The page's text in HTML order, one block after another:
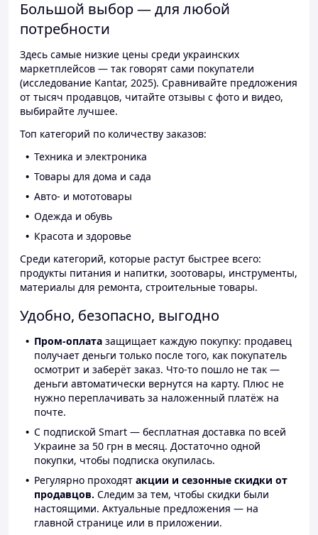
Большой выбор — для любой
потребности
Здесь самые низкие цены среди украинских
маркетплейсов — так говорят сами покупатели
(исследование Kantar, 2025). Сравнивайте предложения
от тысяч продавцов, читайте отзывы с фото и видео,
выбирайте лучшее.
Топ категорий по количеству заказов:
Техника и электроника
Товары для дома и сада
Авто- и мототовары
Одежда и обувь
Красота и здоровье
Среди категорий, которые растут быстрее всего:
продукты питания и напитки, зоотовары, инструменты,
материалы для ремонта, строительные товары.
Удобно, безопасно, выгодно
Пром-оплата защищает каждую покупку: продавец
получает деньги только после того, как покупатель
осмотрит и заберёт заказ. Что-то пошло не так —
деньги автоматически вернутся на карту. Плюс не
нужно переплачивать за наложенный платёж на
почте.
С подпиской Smart — бесплатная доставка по всей
Украине за 50 грн в месяц. Достаточно одной
покупки, чтобы подписка окупилась.
Регулярно проходят акции и сезонные скидки от
продавцов. Следим за тем, чтобы скидки были
настоящими. Актуальные предложения — на
главной странице или в приложении.